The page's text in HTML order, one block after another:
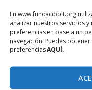
En www.fundaciobit.org
analizar nuestros servicios
preferencias en base a un
navegación. Puedes
preferenciasAQUÍ.